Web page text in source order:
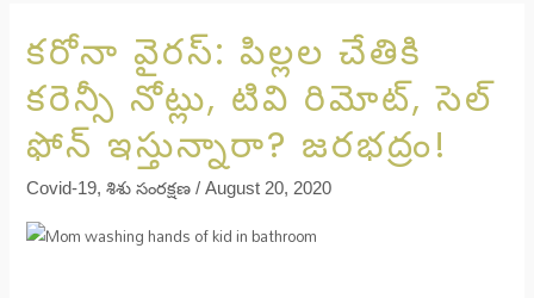
కరోనా వైరస్: పిల్లల చేతికి
కరెన్సీ నోట్లు, టివి రిమోట్, సెల్
ఫోన్ ఇస్తున్నారా? జరభద్రం!
Covid-19,శిశు సంరక్షణ /August 20, 2020